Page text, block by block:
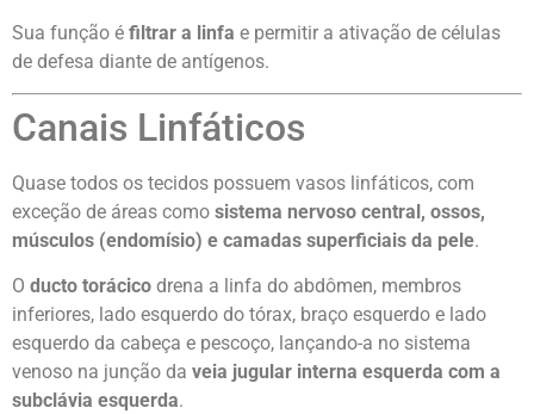
Sua função é filtrar a linfa e permitir a ativação de células
de defesa diante de antígenos.
Canais Linfáticos
Quase todos os tecidos possuem vasos linfáticos, com
exceção de áreas como sistema nervoso central, ossos,
músculos (endomísio) e camadas superficiais da pele.
O ducto torácico drena a linfa do abdômen, membros
inferiores, lado esquerdo do tórax, braço esquerdo e lado
esquerdo da cabeça e pescoço, lançando-a no sistema
venoso na junção da veia jugular interna esquerda com a
subclávia esquerda.